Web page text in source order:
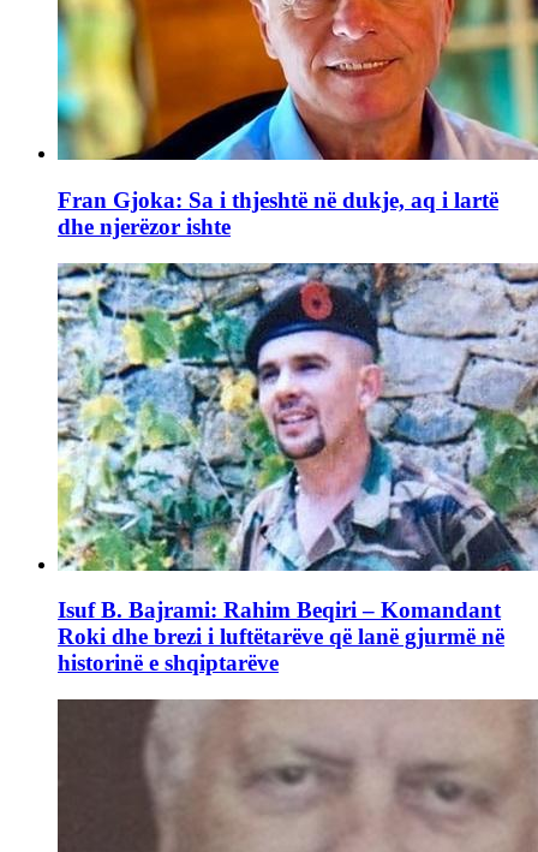
Fran Gjoka: Sa i thjeshtë në dukje, aq i lartë
dhe njerëzor ishte
Isuf B. Bajrami: Rahim Beqiri – Komandant
Roki dhe brezi i luftëtarëve që lanë gjurmë në
historinë e shqiptarëve